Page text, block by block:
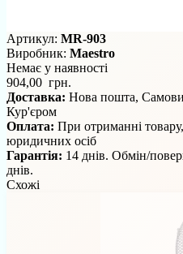
Артикул: MR-903
Виробник: Maestro
Немає у наявності
904,00 грн.
Доставка: Нова пошта,
Кур'єром
Оплата: При отриманні
юридичних осіб
Гарантія: 14 днів. Обмін/
днів.
Схожі